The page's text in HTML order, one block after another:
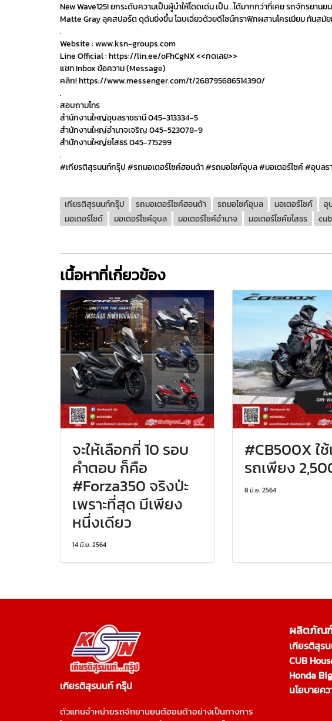
New Wave125I ยกระดับความเป็นผู้นำให้โดดเด่น เป็น...ได้มากกว่าที่เคย รถจักรย
Matte Gray ลุคสปอร์ต ดุดันยิ่งขึ้น โฉบเฉี่ยวด้วยดีไซน์กราฟิกผสานโครเมียม ทันส
.
Website : www.ksn-groups.com
Line Official : https://lin.ee/oFhCgNX <<กดเลย>>
แชท Inbox ข้อความ (Message)
คลิก! https://www.messenger.com/t/268795686514390/
.
สอบถามโทร
สำนักงานใหญ่อุบลราชธานี 045-313334-5
สำนักงานใหญ่อำนาจเจริญ 045-523078-9
สำนักงานใหญ่ยโสธร 045-715299
.
#เกียรติสุรนนท์กรุ๊ป #รถมอเตอร์ไซค์ฮอนด้า #รถมอไซค์อุบล #มอเตอร์ไซค์ #อุบลร
เกียรติสุรนนท์กรุ๊ป รถมอเตอร์ไซค์ฮอนด้า รถมอไซค์อุบล มอเตอร์ไซค์ อุ
มอเตอร์ไซด์​​
มอเตอร์ไซค์อุบล​​ มอเตอร์ไซค์อำนาจ​​ มอเตอร์ไซค์ยโสธร
เนื้อหาที่เกี่ยวข้อง
จะให้เลือกกี่ 10 รอบ
คำตอบ ก็คือ
#Forza350 จริงป่ะ
เพราะที่สุด มีเพียง
หนึ่งเดียว
14 มิ.ย. 2564
#CB500X ใ
รถเพียง
8 มิ.ย. 2564
เกียรติสุรนนท์ กรุ๊ป
ตัวแทนจำหน่ายรถจักยานยนต์ฮอนด้าอย่างเป็นทางการ
ผลิตภัณ
เกียรติสุร
CUB
Honda
นโยบายค